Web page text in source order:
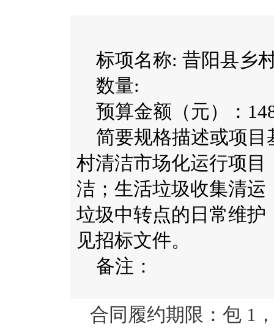
标项名称: 昔阳县乡
数量:
预算金额（元）：
简要规格描述或项目
村清洁市场化运行项
洁；生活垃圾收集清
垃圾中转点的日常维
见招标文件。
备注：
合同履约期限： 包 1